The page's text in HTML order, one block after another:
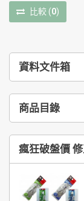
資料文件箱
商品目錄
瘋狂破盤價
比較 (0)